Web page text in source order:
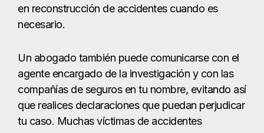
en reconstrucción de accidentes cuando es
necesario.
Un abogado también puede comunicarse con el
agente encargado de la investigación y con las
compañías de seguros en tu nombre, evitando así
que realices declaraciones que puedan perjudicar
tu caso. Muchas víctimas de accidentes